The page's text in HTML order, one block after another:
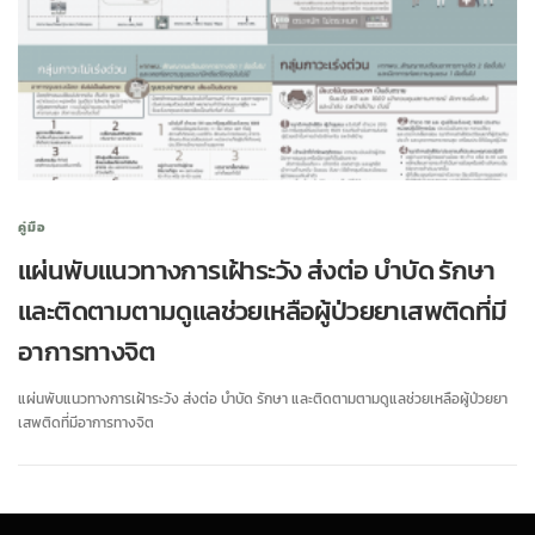
คู่มือ
แผ่นพับแนวทางการเฝ้าระวัง ส่งต่อ บำบัด รักษา
และติดตามตามดูแลช่วยเหลือผู้ป่วยยาเสพติดที่มี
อาการทางจิต
แผ่นพับแนวทางการเฝ้าระวัง ส่งต่อ บำบัด รักษา และติดตามตามดูแลช่วยเหลือผู้ป่วยยา
เสพติดที่มีอาการทางจิต